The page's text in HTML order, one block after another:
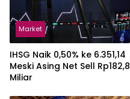
Market
IHSG Naik 0,50% ke 6.351,14
Meski Asing Net Sell Rp182,8
Miliar